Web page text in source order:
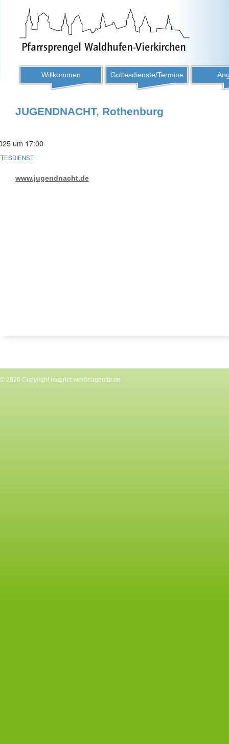
Willkommen Gottesdienste/Termine
JUGENDNACHT, Rothenburg
um 17:00
www.jugendnacht.de
© 2026 Copyright magnet-werbeagentur.de